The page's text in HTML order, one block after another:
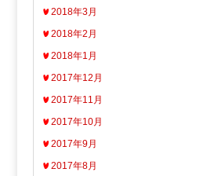
2018年3月
2018年2月
2018年1月
2017年12月
2017年11月
2017年10月
2017年9月
2017年8月